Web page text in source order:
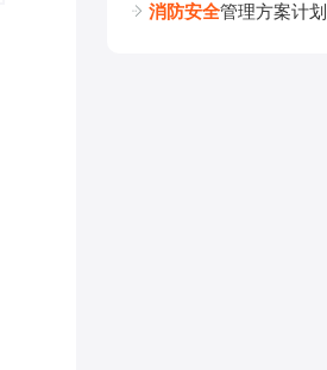
消防安全管理方案计